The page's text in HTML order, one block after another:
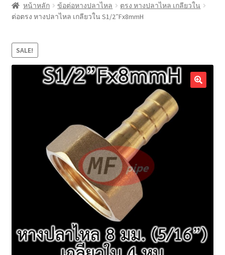
บทความ
แจ้งชำระเงิน
ติดต่อเรา
หน้าหลัก ข้อต่อหางปลาไหล
ตรง หางปลาไหล เกลียวใน
ต่อตรง หางปลาไหล เกลียวใน S1/2″Fx8mmH
SALE!